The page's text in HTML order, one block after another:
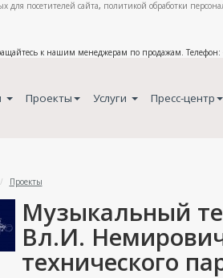
для посетителей сайта, политикой обработки
к нашим менеджерам по продажам. Телефон:
Проекты Услуги Пресс-центр
Проекты
Музыкальный
Вл.И.
технического